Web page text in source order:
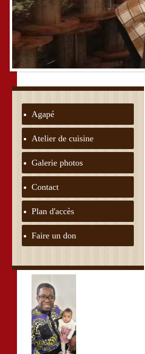
Agapé
Atelier de cuisine
Galerie photos
Contact
Plan d'accès
Faire un don